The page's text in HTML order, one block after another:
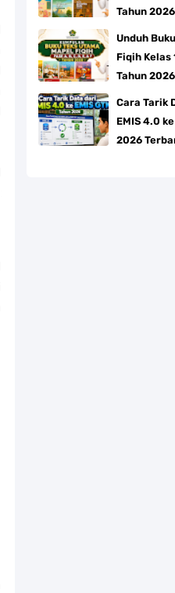
Tahun 2026
Unduh
Fiqih Kelas
Tahun 2026
Cara Tarik
EMIS 4.0
2026